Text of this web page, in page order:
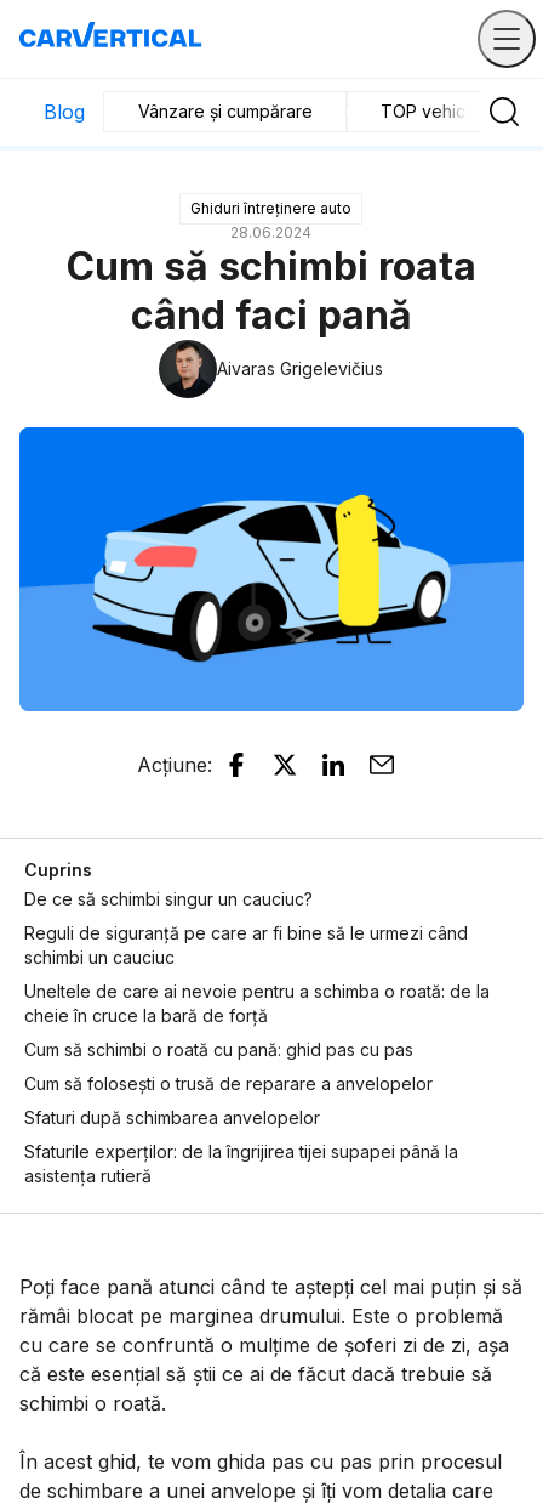
Blog Vânzare și cumpărare TOP vehicule
Ghiduri întreținere auto
28.06.2024
Cum să schimbi roata
când faci pană
Aivaras Grigelevičius
Acțiune:
Cuprins
De ce să schimbi singur un cauciuc?
Reguli de siguranță pe care ar fi bine să le urmezi când
schimbi un cauciuc
Uneltele de care ai nevoie pentru a schimba o roată: de la
cheie în cruce la bară de forță
Cum să schimbi o roată cu pană: ghid pas cu pas
Cum să folosești o trusă de reparare a anvelopelor
Sfaturi după schimbarea anvelopelor
Sfaturile experților: de la îngrijirea tijei supapei până la
asistența rutieră
Poți face pană atunci când te aștepți cel mai puțin și să
rămâi blocat pe marginea drumului. Este o problemă
cu care se confruntă o mulțime de șoferi zi de zi, așa
că este esențial să știi ce ai de făcut dacă trebuie să
schimbi o roată.
În acest ghid, te vom ghida pas cu pas prin procesul
de schimbare a unei anvelope și îți vom detalia care